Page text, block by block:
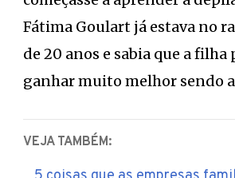
Fátima Goulart já estava no
de 20 anos e sabia que a filha
ganhar muito melhor sendo
VEJA TAMBÉM: